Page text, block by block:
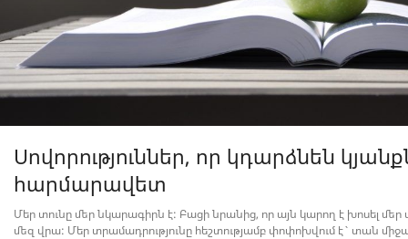
Սովորություններ, որ կդարձնեն
հարմարավետ
Մեր տունը մեր նկարագիրն է: Բացի նրանից, որ այն կարող է խոսել
մեզ վրա: Մեր տրամադրությունը հեշտությամբ փոփոխվում է` տան